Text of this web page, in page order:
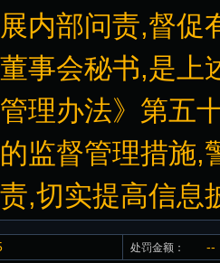
内部问责,督促
事会秘书,是上
管理办法》第五
监督管理措施,
,切实提高信息
处罚金额： --